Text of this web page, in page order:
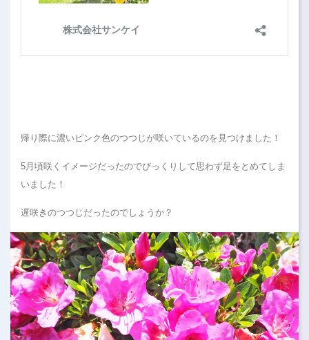
帰り際に濃いピンク色のつつじが咲いているのを見つけました！
5月頃咲くイメージだったのでびっくりして思わず足をとめてしま
いました！
遅咲きのつつじだったのでしょうか？